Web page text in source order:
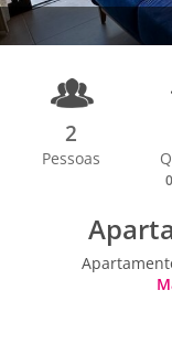
2
Pessoas
0